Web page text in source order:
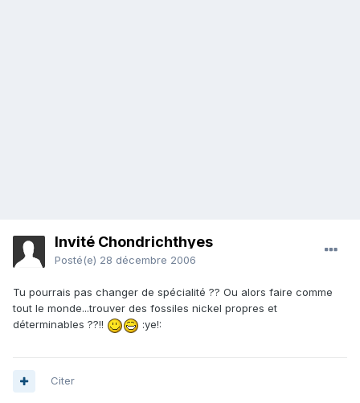
Invité Chondrichthyes
Posté(e) 28 décembre 2006
Tu pourrais pas changer de spécialité ?? Ou alors faire comme
tout le monde...trouver des fossiles nickel propres et
déterminables ??!!
:ye!:
Citer